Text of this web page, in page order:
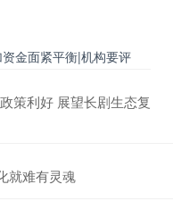
金面紧平衡|机构要评
策利好 展望长剧生态复
就难有灵魂